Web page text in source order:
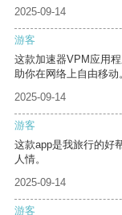
2025-09-14
游客
这款加速器VPM应用
助你在网络上自由移动
2025-09-14
游客
这款app是我旅行的好
人情。
2025-09-14
游客